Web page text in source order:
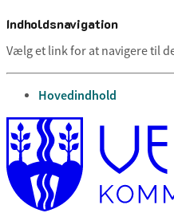
Indholdsnavigation
Vælg et link for at navigere til
gå til
Hovedindhold